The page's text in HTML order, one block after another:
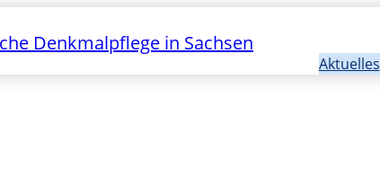
Denkmalpflege in Sachsen
Aktuelles